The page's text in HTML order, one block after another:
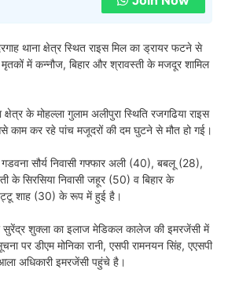
थाना क्षेत्र स्थित राइस मिल का ड्रायर फटने से
में कन्नौज, बिहार और श्रावस्ती के मजदूर शामिल
के मोहल्ला गुलाम अलीपुरा स्थिति रजगढिया राइस
काम कर रहे पांच मजूदरों की दम घुटने से मौत हो गई।
सौर्य निवासी गफ्फार अली (40), बबलू (28),
के सिरसिया निवासी जहूर (50) व बिहार के
बिट्टू शाह (30) के रूप में हुई है।
सुरेंद्र शुक्ला का इलाज मेडिकल कालेज की इमरजेंसी में
पर डीएम मोनिका रानी, एसपी रामनयन सिंह, एएसपी
अधिकारी इमरजेंसी पहुंचे है।